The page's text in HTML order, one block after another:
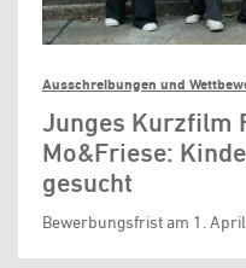
Ausschreibungen und
Junges Kurzfilm
Mo&Friese:
gesucht
Bewerbungsfrist am 1.